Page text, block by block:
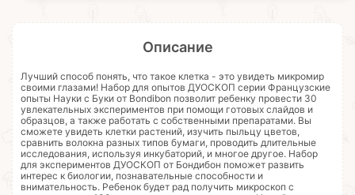
Описание
Лучший способ понять, что такое клетка - это увидеть микромир
своими глазами! Набор для опытов ДУОСКОП серии Французские
опыты Науки с Буки от Bondibon позволит ребенку провести 30
увлекательных экспериментов при помощи готовых слайдов и
образцов, а также работать с собственными препаратами. Вы
сможете увидеть клетки растений, изучить пыльцу цветов,
сравнить волокна разных типов бумаги, проводить длительные
исследования, используя инкубаторий, и многое другое. Набор
для экспериментов ДУОСКОП от Бондибон поможет развить
интерес к биологии, познавательные способности и
внимательность. Ребенок будет рад получить микроскоп с